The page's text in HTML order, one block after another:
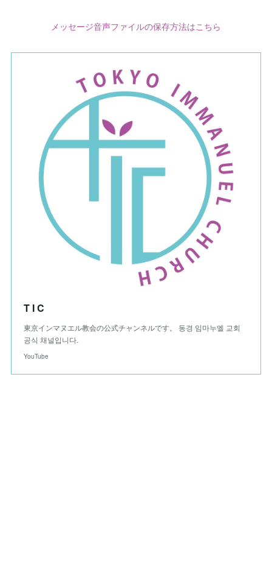
メッセージ音声ファイルの保存方法はこちら
T I C
東京インマヌエル教会の公式チャンネルです。 동경 임마누엘 교회
공식 채널입니다.
YouTube